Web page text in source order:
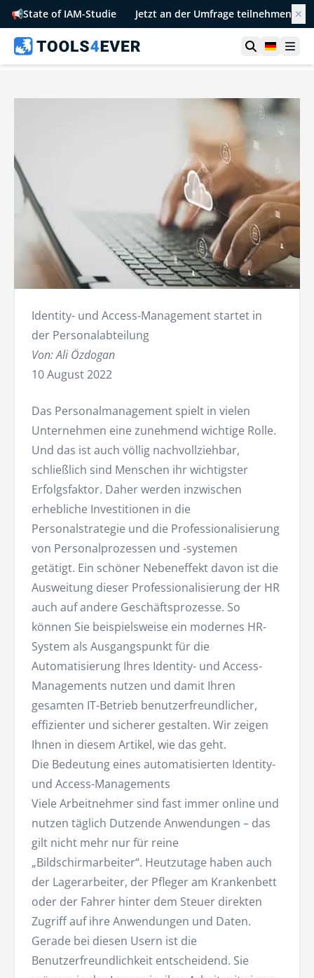
📢State of IAM-Studie Jetzt an der Umfrage teilnehmen ✕
Suche
Identity- und Access-Management startet in
der Personalabteilung
Von: Ali Özdogan
10 August 2022
Das Personalmanagement spielt in vielen
Unternehmen eine zunehmend wichtige Rolle.
Und das ist auch völlig nachvollziehbar,
schließlich sind Menschen ihr wichtigster
Erfolgsfaktor. Daher werden inzwischen
erhebliche Investitionen in die
Personalstrategie und die Professionalisierung
von Personalprozessen und -systemen
getätigt. Ein schöner Nebeneffekt davon ist die
Ausweitung dieser Professionalisierung der HR
auch auf andere Geschäftsprozesse. So
können Sie beispielsweise ein modernes HR-
System als Ausgangspunkt für die
Automatisierung Ihres Identity- und Access-
Managements nutzen und damit Ihren
gesamten IT-Betrieb benutzerfreundlicher,
effizienter und sicherer gestalten. Wir zeigen
Ihnen in diesem Artikel, wie das geht.
Die Bedeutung eines automatisierten Identity-
und Access-Managements
Viele Arbeitnehmer sind fast immer online und
nutzen täglich Dutzende Anwendungen – das
gilt nicht mehr nur für reine
„Bildschirmarbeiter“. Heutzutage haben auch
der Lagerarbeiter, der Pfleger am Krankenbett
oder der Fahrer hinter dem Steuer direkten
Zugriff auf ihre Anwendungen und Daten.
Gerade bei diesen Usern ist die
Benutzerfreundlichkeit entscheidend. Sie